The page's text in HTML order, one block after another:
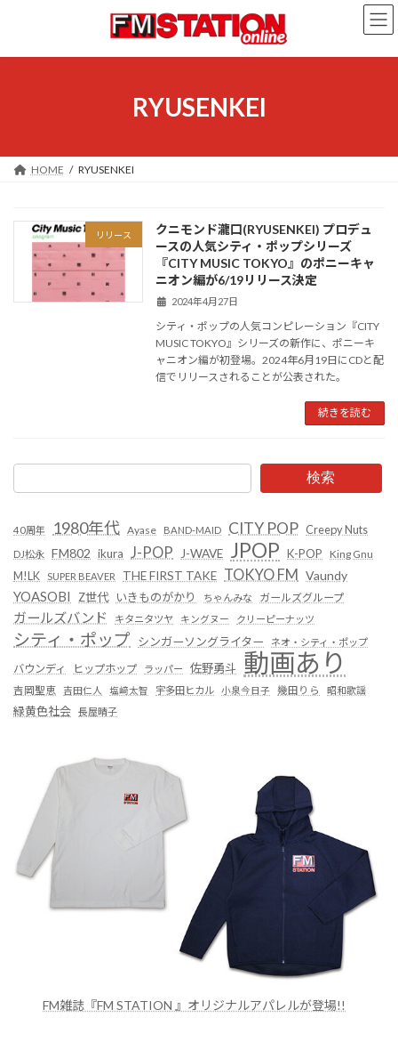
ン
ー
RYUSENKEI
HOME RYUSENKEI
リリース
クニモンド瀧口(RYUSENKEI) プロデュ
ースの人気シティ・ポップシリーズ
『CITY MUSIC TOKYO』のポニーキャ
ニオン編が6/19リリース決定
2024年4月27日
シティ・ポップの人気コンピレーション『CITY
MUSIC TOKYO』シリーズの新作に、ポニーキ
ャニオン編が初登場。2024年6月19日にCDと配
信でリリースされることが公表された。
続きを読む
検索
40周年 1980年代 Ayase BAND-MAID CITY POP Creepy Nuts
DJ松永 FM802 ikura J-POP J-WAVE JPOP K-POP
King Gnu
M!LK
SUPER BEAVER THE FIRST TAKE TOKYO FM Vaundy
YOASOBI Z世代 いきものがかり ちゃんみな ガールズグループ
ガールズバンド キタニタツヤ キングヌー クリーピーナッツ
シティ・ポップ シンガーソングライター ネオ・シティ・ポップ
バウンディ ヒップホップ ラッパー 佐野勇斗 動画あり
吉岡聖恵 吉田仁人 塩﨑太智 宇多田ヒカル 小泉今日子 幾田りら 昭和歌謡
緑黄色社会 長屋晴子
FM雑誌『FM STATION 』オリジナルアパレルが登場!!